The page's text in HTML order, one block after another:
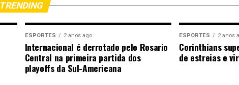
TRENDING
ESPORTES 2 anos ago
Internacional é derrotado pelo Rosario
Central na primeira partida dos
playoffs da Sul-Americana
ESPORTES 2 anos
Corinthians
de estreias e